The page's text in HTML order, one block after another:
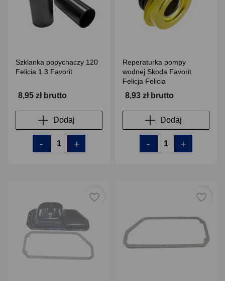
Szklanka popychaczy 120
Felicia 1.3 Favorit
8,95 zł brutto
Dodaj
- +
Reperaturka pompy
wodnej Skoda Favorit
Felicja Felicia
8,93 zł brutto
Dodaj
- +
favorite_border favorite_border